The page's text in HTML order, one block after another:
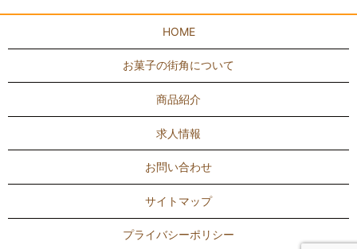
HOME
お菓子の街角について
商品紹介
求人情報
お問い合わせ
サイトマップ
プライバシーポリシー